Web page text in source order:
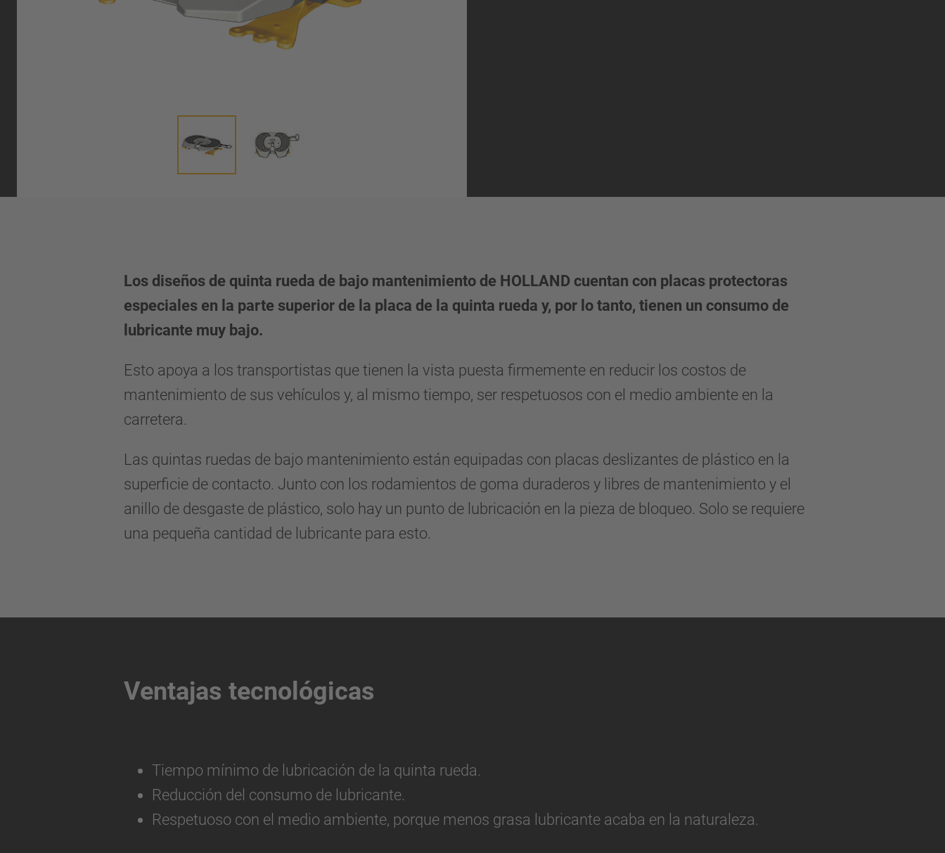
Los diseños de quinta rueda de bajo mantenimiento de HOLLAND cuentan con placas protectoras
especiales en la parte superior de la placa de la quinta rueda y, por lo tanto, tienen un consumo de
lubricante muy bajo.
Esto apoya a los transportistas que tienen la vista puesta firmemente en reducir los costos de
mantenimiento de sus vehículos y, al mismo tiempo, ser respetuosos con el medio ambiente en la
carretera.
Las quintas ruedas de bajo mantenimiento están equipadas con placas deslizantes de plástico en la
superficie de contacto. Junto con los rodamientos de goma duraderos y libres de mantenimiento y el
anillo de desgaste de plástico, solo hay un punto de lubricación en la pieza de bloqueo. Solo se requiere
una pequeña cantidad de lubricante para esto.
Ventajas tecnológicas
Tiempo mínimo de lubricación de la quinta rueda.
Reducción del consumo de lubricante.
Respetuoso con el medio ambiente, porque menos grasa lubricante acaba en la naturaleza.